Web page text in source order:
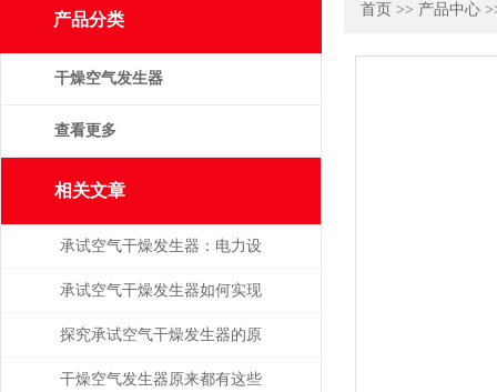
产品分类
干燥空气发生器
查看更多
相关文章
承试空气干燥发生器：电力设
备绝缘维护的守护者
承试空气干燥发生器如何实现
自动化控制？
探究承试空气干燥发生器的原
理与应用
干燥空气发生器原来都有这些
首页 >> 产品中心